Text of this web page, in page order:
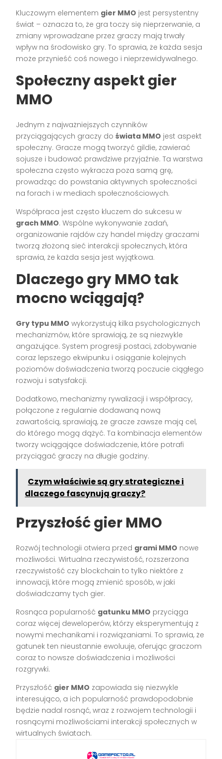
Kluczowym elementem gier MMO jest persystentny
świat – oznacza to, że gra toczy się nieprzerwanie, a
zmiany wprowadzane przez graczy mają trwały
wpływ na środowisko gry. To sprawia, że każda sesja
może przynieść coś nowego i nieprzewidywalnego.
Społeczny aspekt gier
MMO
Jednym z najważniejszych czynników
przyciągających graczy doświata MMO jest aspekt
społeczny. Gracze mogą tworzyć gildie, zawierać
sojusze i budować prawdziwe przyjaźnie. Ta warstwa
społeczna często wykracza poza samą grę,
prowadząc do powstania aktywnych społeczności
na forach i w mediach społecznościowych.
Współpraca jest często kluczem do sukcesu w
grach MMO. Wspólne wykonywanie zadań,
organizowanie rajdów czy handel między graczami
tworzą złożoną sieć interakcji społecznych, która
sprawia, że każda sesja jest wyjątkowa.
Dlaczego gry MMO tak
mocno wciągają?
Gry typu MMO wykorzystują kilka psychologicznych
mechanizmów, które sprawiają, że są niezwykle
angażujące. System progresji postaci, zdobywanie
coraz lepszego ekwipunku i osiąganie kolejnych
poziomów doświadczenia tworzą poczucie ciągłego
rozwoju i satysfakcji.
Dodatkowo, mechanizmy rywalizacji i współpracy,
połączone z regularnie dodawaną nową
zawartością, sprawiają, że gracze zawsze mają cel,
do którego mogą dążyć. Ta kombinacja elementów
tworzy wciągające doświadczenie, które potrafi
przyciągać graczy na długie godziny.
Czym właściwie są gry strategiczne i
dlaczego fascynują graczy?
Przyszłość gier MMO
Rozwój technologii otwiera przed grami MMO nowe
możliwości. Wirtualna rzeczywistość, rozszerzona
rzeczywistość czy blockchain to tylko niektóre z
innowacji, które mogą zmienić sposób, w jaki
doświadczamy tych gier.
Rosnąca popularność gatunku MMO przyciąga
coraz więcej deweloperów, którzy eksperymentują z
nowymi mechanikami i rozwiązaniami. To sprawia, że
gatunek ten nieustannie ewoluuje, oferując graczom
coraz to nowsze doświadczenia i możliwości
rozgrywki.
Przyszłość gier MMO zapowiada się niezwykle
interesująco, a ich popularność prawdopodobnie
będzie nadal rosnąć, wraz z rozwojem technologii i
rosnącymi możliwościami interakcji społecznych w
wirtualnych światach.